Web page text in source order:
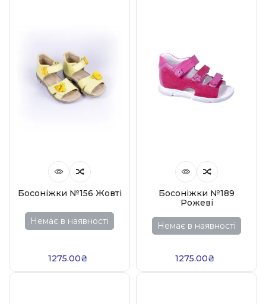
Босоніжки №156 Жовті
Немає в наявності
1275.00₴
Босоніжки №189
Рожеві
Немає в наявності
1275.00₴